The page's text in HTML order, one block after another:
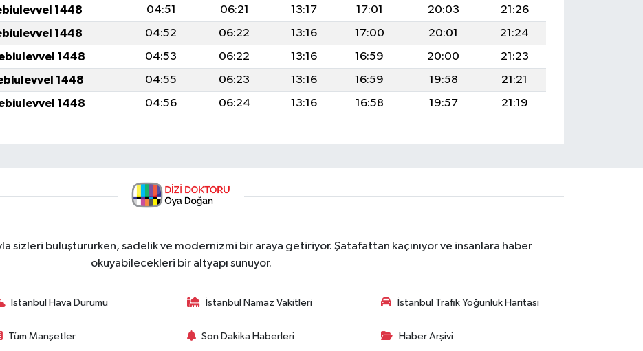
1448 04:51 06:21 13:17 17:01 20:03
21:26
1448 04:52 06:22 13:16 17:00 20:01
21:24
1448 04:53 06:22 13:16 16:59 20:00
21:23
1448 04:55 06:23 13:16 16:59 19:58
21:21
1448 04:56 06:24 13:16 16:58 19:57 21:19
sizleri buluştururken, sadelik ve modernizmi bir araya getiriyor. Şatafattan kaçınıyor ve insanlara haber
okuyabilecekleri bir altyapı sunuyor.
İstanbul Hava Durumu İstanbul Namaz Vakitleri İstanbul Trafik Yoğunluk Haritası
Tüm Manşetler Son Dakika Haberleri Haber Arşivi